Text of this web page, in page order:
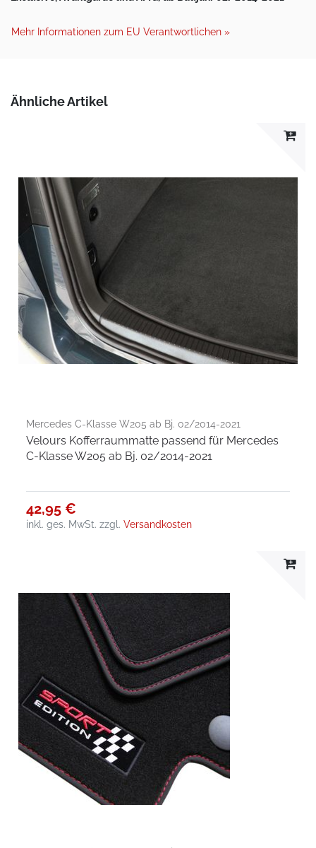
Mehr Informationen zum EU Verantwortlichen »
Ähnliche Artikel
Mercedes C-Klasse W205 ab Bj. 02/2014-2021
Velours Kofferraummatte passend für Mercedes
C-Klasse W205 ab Bj. 02/2014-2021
42,95 €
inkl. ges. MwSt. zzgl.Versandkosten